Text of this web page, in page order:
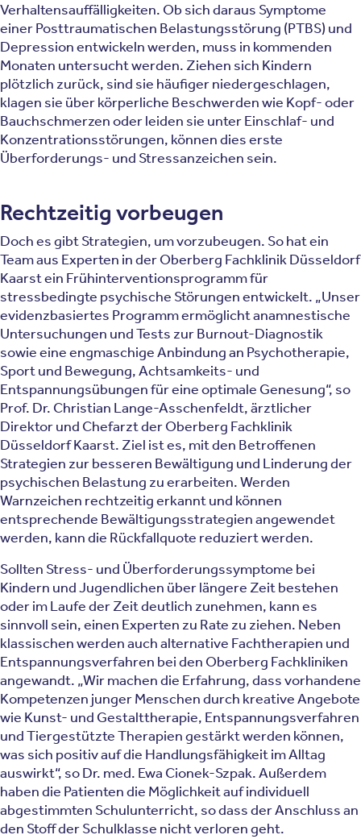
Verhaltensauffälligkeiten. Ob sich daraus Symptome
einer Posttraumatischen Belastungsstörung (PTBS) und
Depression entwickeln werden, muss in kommenden
Monaten untersucht werden. Ziehen sich Kindern
plötzlich zurück, sind sie häufiger niedergeschlagen,
klagen sie über körperliche Beschwerden wie Kopf- oder
Bauchschmerzen oder leiden sie unter Einschlaf- und
Konzentrationsstörungen, können dies erste
Überforderungs- und Stressanzeichen sein.
Rechtzeitig vorbeugen
Doch es gibt Strategien, um vorzubeugen. So hat ein
Team aus Experten in der Oberberg Fachklinik Düsseldorf
Kaarst ein Frühinterventionsprogramm für
stressbedingte psychische Störungen entwickelt. „Unser
evidenzbasiertes Programm ermöglicht anamnestische
Untersu­chungen und Tests zur Burnout-Diagnostik
sowie eine engmaschige Anbindung an Psychothera­pie,
Sport und Bewegung, Achtsamkeits- und
Entspannungsübungen für eine optimale Genesung“, so
Prof. Dr. Christian Lange-Asschenfeldt, ärztlicher
Direktor und Chefarzt der Oberberg Fachklinik
Düsseldorf Kaarst. Ziel ist es, mit den Betroffenen
Strategien zur besseren Bewältigung und Linderung der
psychischen Belastung zu erarbeiten. Werden
Warnzeichen rechtzeitig erkannt und können
entsprechende Bewältigungsstrategien angewendet
werden, kann die Rückfallquote reduziert werden.
Sollten Stress- und Überforderungssymptome bei
Kindern und Jugendlichen über längere Zeit bestehen
oder im Laufe der Zeit deutlich zunehmen, kann es
sinnvoll sein, einen Experten zu Rate zu ziehen. Neben
klassischen werden auch alternative Fachtherapien und
Entspannungsverfahren bei den Oberberg Fachkliniken
angewandt. „Wir machen die Erfahrung, dass vorhandene
Kompetenzen junger Menschen durch kreative Angebote
wie Kunst- und Gestalttherapie, Entspannungsverfahren
und Tiergestützte Therapien gestärkt werden können,
was sich positiv auf die Handlungsfähigkeit im Alltag
auswirkt“, so Dr. med. Ewa Cionek-Szpak. Außerdem
haben die Patienten die Möglichkeit auf individuell
abgestimmten Schulunterricht, so dass der Anschluss an
den Stoff der Schulklasse nicht verloren geht.